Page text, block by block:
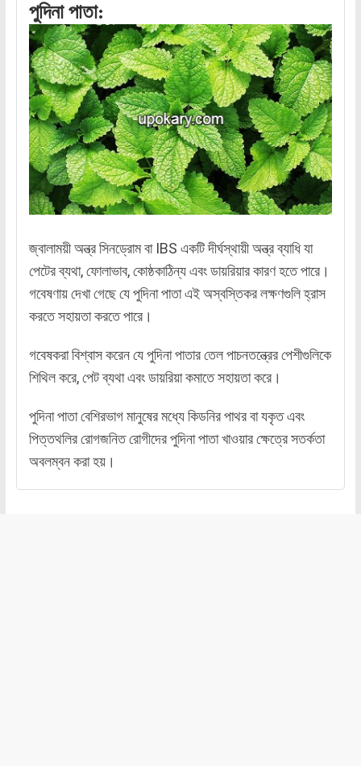
পুদিনা পাতা:
জ্বালাময়ী অন্ত্র সিনড্রোম বা IBS একটি দীর্ঘস্থায়ী অন্ত্র ব্যাধি যা
পেটের ব্যথা, ফোলাভাব, কোষ্ঠকাঠিন্য এবং ডায়রিয়ার কারণ হতে পারে।
গবেষণায় দেখা গেছে যে পুদিনা পাতা এই অস্বস্তিকর লক্ষণগুলি হ্রাস
করতে সহায়তা করতে পারে।
গবেষকরা বিশ্বাস করেন যে পুদিনা পাতার তেল পাচনতন্ত্রের পেশীগুলিকে
শিথিল করে, পেট ব্যথা এবং ডায়রিয়া কমাতে সহায়তা করে।
পুদিনা পাতা বেশিরভাগ মানুষের মধ্যে কিডনির পাথর বা যকৃত এবং
পিত্তথলির রোগজনিত রোগীদের পুদিনা পাতা খাওয়ার ক্ষেত্রে সতর্কতা
অবলম্বন করা হয়।